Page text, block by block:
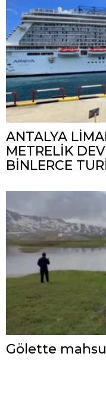
ANTALYA
METRELİK
BİNLERCE
Gölette